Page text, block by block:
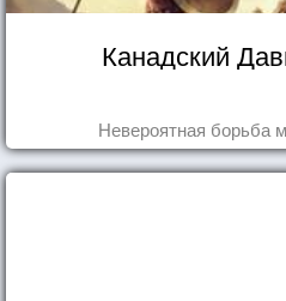
Канадский
Невероятная борьба